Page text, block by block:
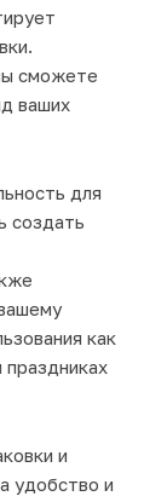
сможете
ваших
для
создать
как
и
удобство и